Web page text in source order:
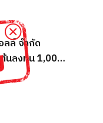
ลล์ จำกัด
นลงทุน 1,000